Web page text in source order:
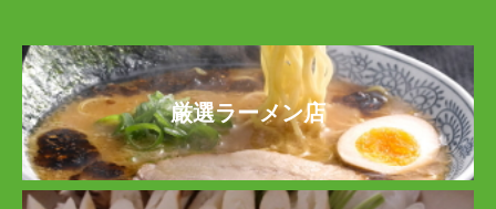
厳選ラーメン店